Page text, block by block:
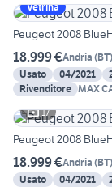
Vetrina
Peugeot 2008
18.999 €Andria (BT)
Usato
04/2021
Rivenditore MAX
17
Peugeot 2008
18.999 €Andria (BT)
Usato
04/2021